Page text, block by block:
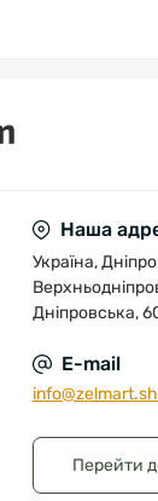
Наша
Україна,
Дніпровська,
E-mail
Перейти